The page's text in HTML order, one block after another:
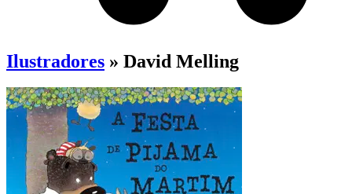
Ilustradores » David Melling